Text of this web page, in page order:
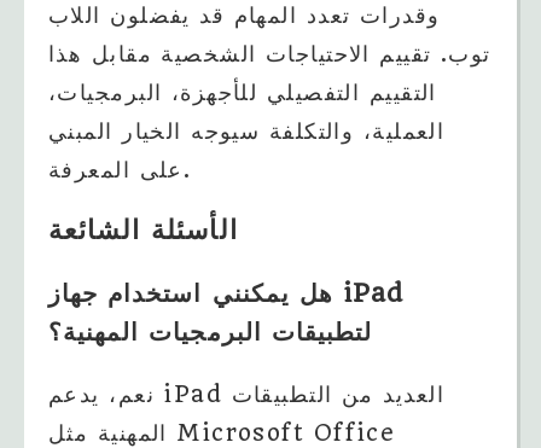
وقدرات تعدد المهام قد يفضلون اللاب
توب. تقييم الاحتياجات الشخصية مقابل هذا
التقييم التفصيلي للأجهزة، البرمجيات،
العملية، والتكلفة سيوجه الخيار المبني
على المعرفة.
الأسئلة الشائعة
هل يمكنني استخدام جهاز iPad
لتطبيقات البرمجيات المهنية؟
نعم، يدعم iPad العديد من التطبيقات
المهنية مثل Microsoft Office